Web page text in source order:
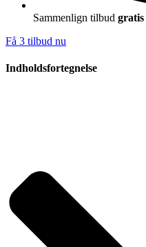
Sammenlign tilbud gratis
Få 3 tilbud nu
Indholdsfortegnelse